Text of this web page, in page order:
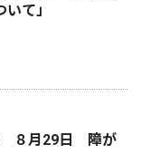
て」
８月29日 障が